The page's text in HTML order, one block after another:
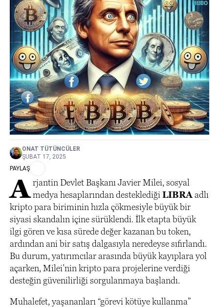
ONAT TÜTÜNCÜLER
ŞUBAT 17, 2025
PAYLAŞ
A rjantin Devlet Başkanı Javier Milei, sosyal
medya hesaplarından desteklediğiLIBRA adlı
kripto para biriminin hızla çökmesiyle büyük bir
siyasi skandalın içine sürüklendi. İlk etapta büyük
ilgi gören ve kısa sürede değer kazanan bu token,
ardından ani bir satış dalgasıyla neredeyse sıfırlandı.
Bu durum, yatırımcılar arasında büyük kayıplara yol
açarken, Milei’nin kripto para projelerine verdiği
desteğin güvenilirliği sorgulanmaya başlandı.
Muhalefet, yaşananları “görevi kötüye kullanma”